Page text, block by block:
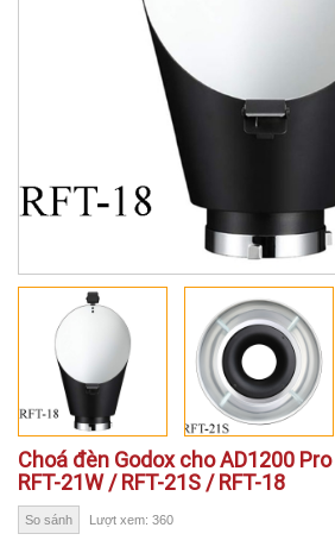
Choá đèn Godox cho AD1200
RFT-21W / RFT-21S / RFT-18
So sánh Lượt xem: 360